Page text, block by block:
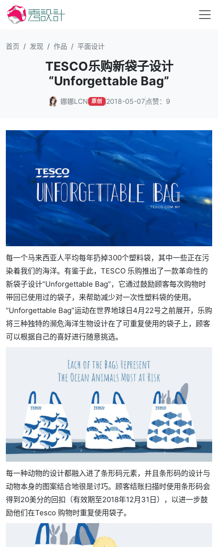
首页 发现 作品 平面设计
TESCO乐购新袋子设计
“Unforgettable Bag”
娜娜LCN 原创 2018-05-07点赞：9
每一个马来西亚人平均每年扔掉300个塑料袋，其中一些正在污
染着我们的海洋。有鉴于此，TESCO 乐购推出了一款革命性的
新袋子设计“Unforgettable Bag”，它通过鼓励顾客每次购物时
带回已使用过的袋子，来帮助减少对一次性塑料袋的使用。
“Unforgettable Bag”运动在世界地球日4月22号之前展开，乐购
将三种独特的濒危海洋生物设计在了可重复使用的袋子上，顾客
可以根据自己的喜好进行随意挑选。
每一种动物的设计都融入进了条形码元素，并且条形码的设计与
动物本身的图案结合地很是讨巧。顾客结账扫描时使用条形码会
得到20美分的回扣（有效期至2018年12月31日），以进一步鼓
励他们在Tesco 购物时重复使用袋子。